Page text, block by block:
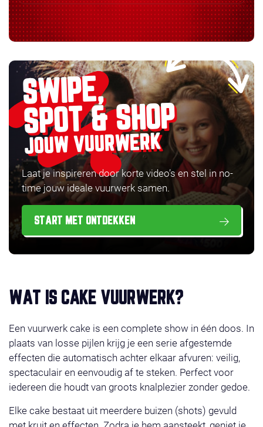
SWIPE,
SPOT & SHOP
JOUW VUURWERK
Laat je inspireren door korte video’s en stel in no-
time jouw ideale vuurwerk samen.
START MET ONTDEKKEN
WAT IS CAKE VUURWERK?
Een vuurwerk cake is een complete show in één doos. In
plaats van losse pijlen krijg je een serie afgestemde
effecten die automatisch achter elkaar afvuren: veilig,
spectaculair en eenvoudig af te steken. Perfect voor
iedereen die houdt van groots knalplezier zonder gedoe.
Elke cake bestaat uit meerdere buizen (shots) gevuld